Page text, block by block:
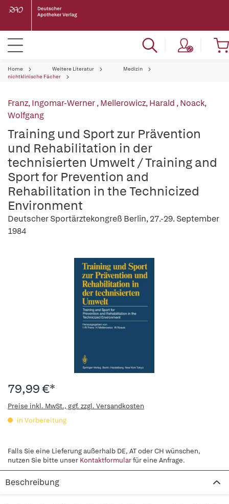
Home Weitere Literatur
Medizin
nichtklinische Fächer
Franz, Ingomar-Werner,Mellerowicz, Harald ,Noack,
Wolfgang
Training und Sport zur Prävention
und Rehabilitation in der
technisierten Umwelt / Training and
Sport for Prevention and
Rehabilitation in the Technicized
Environment
Deutscher Sportärztekongreß Berlin, 27.-29. September
1984
79,99 €*
Preise inkl. MwSt., ggf. zzgl. Versandkosten
in Vorbereitung
Falls Sie eine Lieferung außerhalb DE, AT oder CH wünschen,
nutzen Sie bitte unser Kontaktformularfür eine Anfrage.
Beschreibung